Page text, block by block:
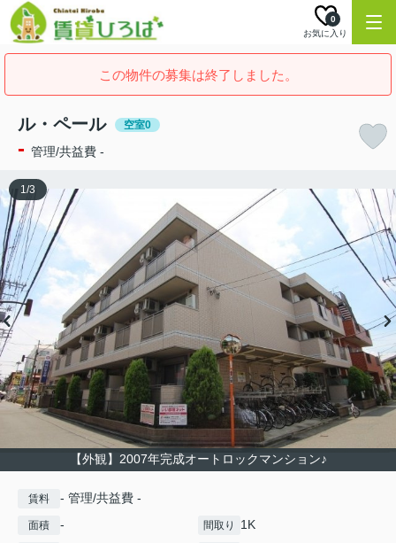
お気に入り
0
この物件の募集は終了しました。
ル・ペール 空室0
- 管理/共益費 -
【外観】2007年完成オートロックマンション♪
1/3
賃料 - 管理/共益費 -
面積 - 間取り 1K